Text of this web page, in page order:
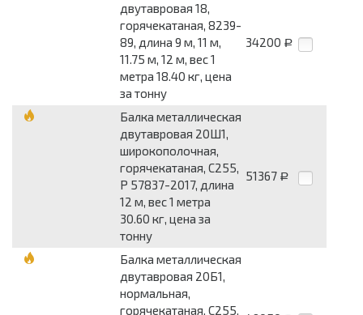
двутавровая 18,
горячекатаная, 8239-
89, длина 9 м, 11 м,
11.75 м, 12 м, вес 1
метра 18.40 кг, цена
за тонну
34200 Р
Балка металлическая
двутавровая 20Ш1,
широкополочная,
горячекатаная, С255,
Р 57837-2017, длина
12 м, вес 1 метра
30.60 кг, цена за
тонну
51367 Р
Балка металлическая
двутавровая 20Б1,
нормальная,
горячекатаная, С255,